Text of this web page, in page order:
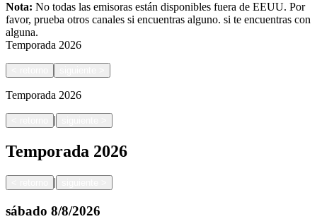
Nota: No todas las emisoras están disponibles fuera de EEUU. Por
favor, prueba otros canales si encuentras alguno. si te encuentras con
alguna.
Temporada 2026
Temporada 2026
|
Temporada 2026
|
sábado 8/8/2026